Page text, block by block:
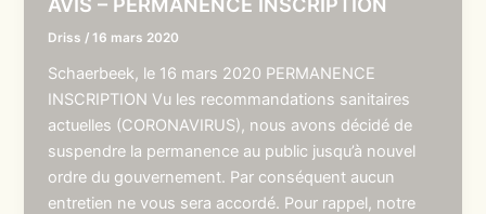
Driss /16 mars 2020
Schaerbeek, le 16 mars 2020 PERMANENCE
INSCRIPTION Vu les recommandations sanitaires
actuelles (CORONAVIRUS), nous avons décidé de
suspendre la permanence au public jusqu’à nouvel
ordre du gouvernement. Par conséquent aucun
entretien ne vous sera accordé. Pour rappel, notre